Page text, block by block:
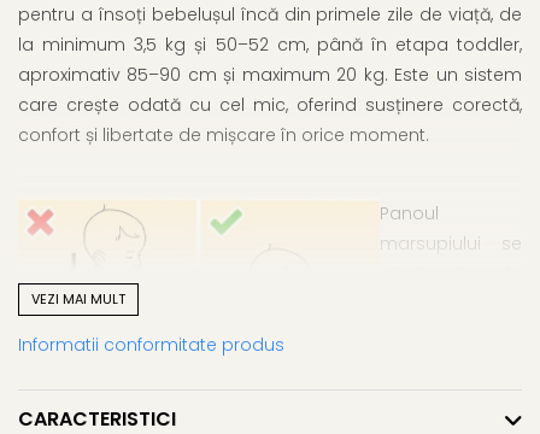
pentru a însoți bebelușul încă din primele zile de viață, de
la minimum 3,5 kg și 50–52 cm, până în etapa toddler,
aproximativ 85–90 cm și maximum 20 kg. Este un sistem
care crește odată cu cel mic, oferind susținere corectă,
confort și libertate de mișcare în orice moment.
Panoul
marsupiului se
bebelușului în
VEZI MAI MULT
Informatii conformitate produs
CARACTERISTICI